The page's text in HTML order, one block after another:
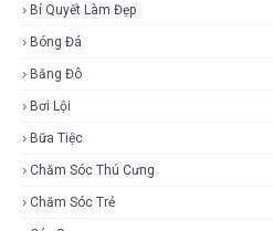
Bí Quyết Làm Đẹp
Bóng Đá
Băng Đô
Bơi Lội
Bữa Tiệc
Chăm Sóc Thú Cưng
Chăm Sóc Trẻ